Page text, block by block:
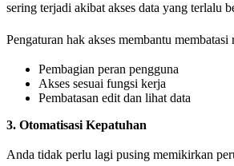
sering terjadi akibat akses data yang terlalu
Pengaturan hak akses membantu
Pembagian peran pengguna
Akses sesuai fungsi kerja
Pembatasan edit dan lihat data
3. Otomatisasi Kepatuhan
Anda tidak perlu lagi pusing memikirkan